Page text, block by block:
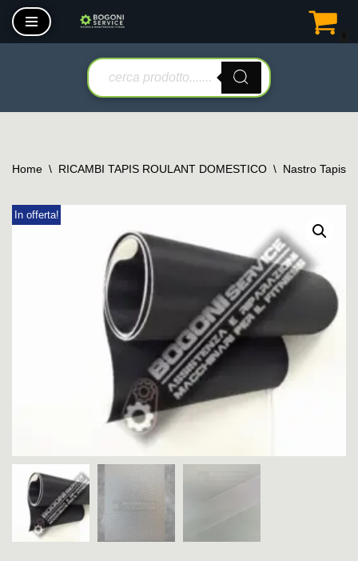
Vai
Home \ RICAMBI TAPIS ROULANT DOMESTICO \ Nastro Tapis
In offerta!